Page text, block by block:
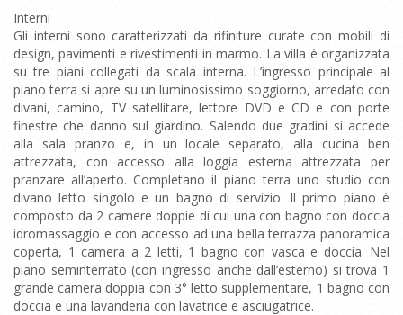
Interni
Gli interni sono caratterizzati da rifiniture curate con mobili di
design, pavimenti e rivestimenti in marmo. La villa è organizzata
su tre piani collegati da scala interna. L’ingresso principale al
piano terra si apre su un luminosissimo soggiorno, arredato con
divani, camino, TV satellitare, lettore DVD e CD e con porte
finestre che danno sul giardino. Salendo due gradini si accede
alla sala pranzo e, in un locale separato, alla cucina ben
attrezzata, con accesso alla loggia esterna attrezzata per
pranzare all’aperto. Completano il piano terra uno studio con
divano letto singolo e un bagno di servizio. Il primo piano è
composto da 2 camere doppie di cui una con bagno con doccia
idromassaggio e con accesso ad una bella terrazza panoramica
coperta, 1 camera a 2 letti, 1 bagno con vasca e doccia. Nel
piano seminterrato (con ingresso anche dall’esterno) si trova 1
grande camera doppia con 3° letto supplementare, 1 bagno con
doccia e una lavanderia con lavatrice e asciugatrice.